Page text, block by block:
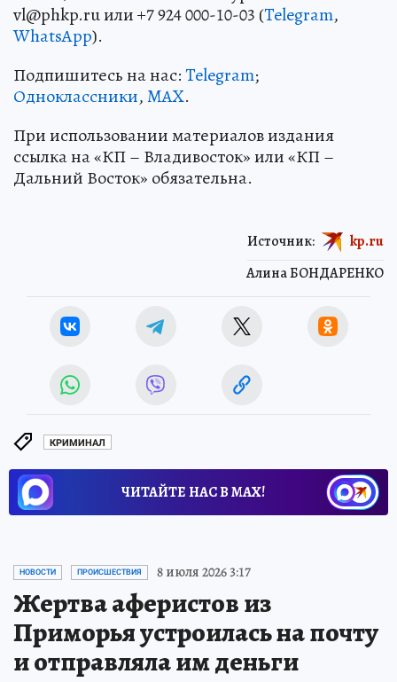
vl@phkp.ru или +7 924 000-10-03 (Telegram,
WhatsApp).
Подпишитесь на нас:Telegram;
Одноклассники,MAX.
При использовании материалов издания
ссылка на «КП – Владивосток» или «КП –
Дальний Восток» обязательна.
Алина БОНДАРЕНКО
Источник: kp.ru
КРИМИНАЛ
ЧИТАЙТЕ НАС В МАХ!
НОВОСТИ ПРОИСШЕСТВИЯ 8 июля 2026 3:17
Жертва аферистов из
Приморья устроилась на почту
и отправляла им деньги